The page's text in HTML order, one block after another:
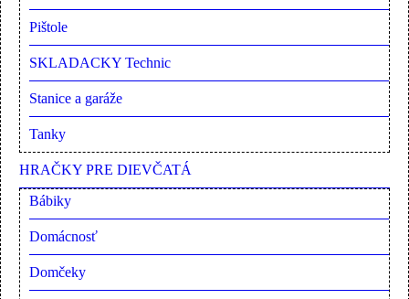
Pištole
SKLADACKY Technic
Stanice a garáže
Tanky
HRAČKY PRE DIEVČATÁ
Bábiky
Domácnosť
Domčeky